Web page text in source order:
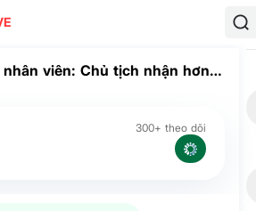
viên: Chủ tịch nhận hơn 3
300+ theo dõi